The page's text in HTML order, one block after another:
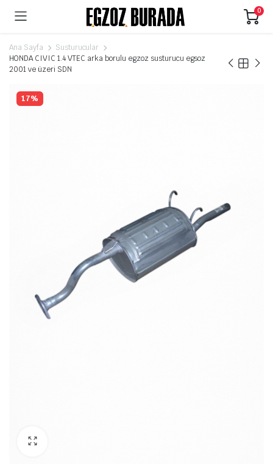
0
Ana Sayfa
Susturucular
HONDA CIVIC 1.4 VTEC arka borulu egzoz susturucu egsoz
2001 ve üzeri SDN
17%